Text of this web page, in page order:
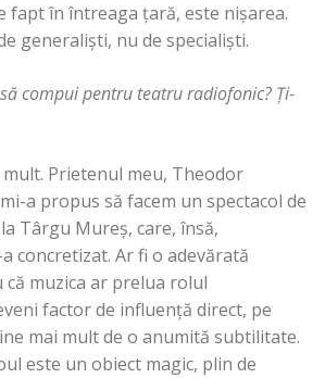
fapt în întreaga ţară, este nişarea.
generalişti, nu de specialişti.
compui pentru teatru radiofonic?Ţi-
Prietenul meu, Theodor
a propus să facem un spectacol de
Târgu Mureş, care, însă,
concretizat. Ar fi o adevărată
muzica ar prelua rolul
factor de influenţă direct, pe
mai mult de o anumită subtilitate.
este un obiect magic, plin de